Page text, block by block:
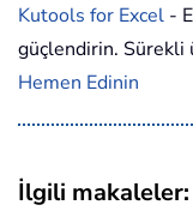
Kutools for Excel -
güçlendirin. Sürekli
Hemen Edinin
İlgili makaleler: